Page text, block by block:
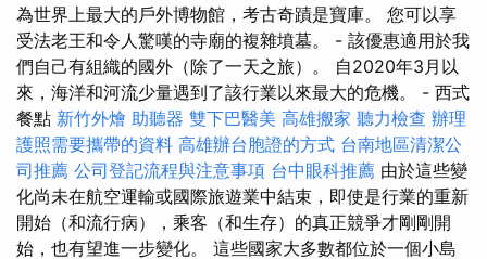
為世界上最大的戶外博物館，考古奇蹟是寶庫。 您可以享
受法老王和令人驚嘆的寺廟的複雜墳墓。 - 該優惠適用於我
們自己有組織的國外（除了一天之旅）。 自2020年3月以
來，海洋和河流少量遇到了該行業以來最大的危機。 - 西式
餐點 新竹外燴 助聽器 雙下巴醫美 高雄搬家 聽力檢查 辦理
護照需要攜帶的資料 高雄辦台胞證的方式 台南地區清潔公
司推薦 公司登記流程與注意事項 台中眼科推薦 由於這些變
化尚未在航空運輸或國際旅遊業中結束，即使是行業的重新
開始（和流行病），乘客（和生存）的真正競爭才剛剛開
始，也有望進一步變化。 這些國家大多數都位於一個小島